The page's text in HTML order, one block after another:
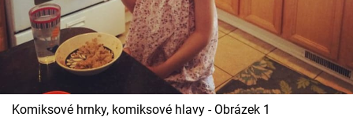
Cool Esport
Pořady
TV Program
Komiksové hrnky, komiksové hlavy - Obrázek 1